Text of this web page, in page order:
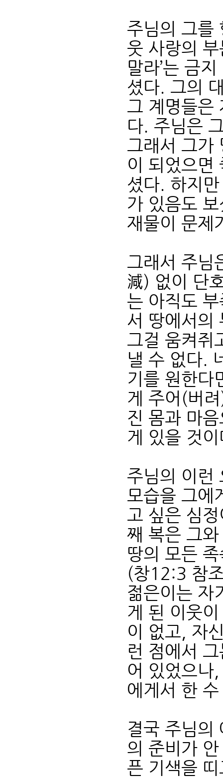
주님의 그를
웃 사랑의
말라’는 금
셨다. 그의
그 계명들은
다. 주님은
그래서 그가
이 되었으면
셨다. 하지
가 있음도
재물이 문제
그래서 주님
減) 없이 단
는 아직도
서 땅에서의
그걸 움켜쥐
낼 수 없다.
기를 원한다
게 주어(버
진 몸과 마
게 있을 것
주님의 이런
모습을 그에
고 싶은 심
째 복은 그
땅의 모든
(창12:3 참
젊은이는 자
게 된 이웃
이 없고, 자
런 점에서
어 있었으나
에게서 한
결국 주님의
의 준비가
픈 기색을